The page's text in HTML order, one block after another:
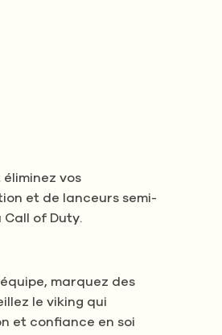
vos
et de lanceurs semi-
of Duty.
équipe, marquez des
le viking qui
et confiance en soi